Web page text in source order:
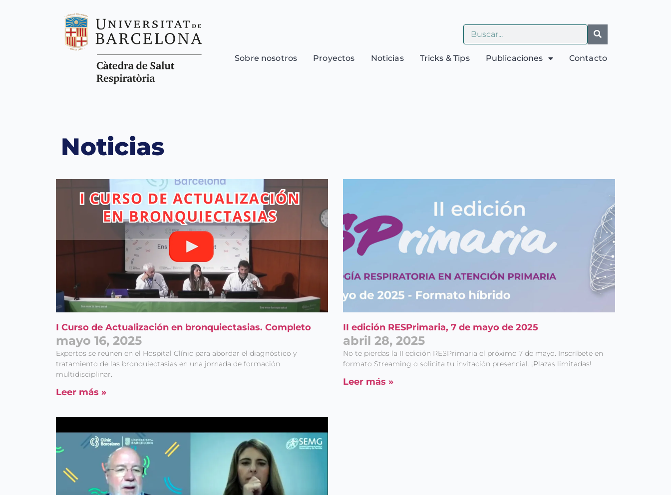
Sobre nosotros Proyectos Noticias Tricks & Tips Publicaciones Contacto
Noticias
I Curso de Actualización en bronquiectasias. Completo
mayo 16, 2025
Expertos se reúnen en el Hospital Clínic para abordar el diagnóstico y
tratamiento de las bronquiectasias en una jornada de formación
multidisciplinar.
Leer más »
II edición RESPrimaria, 7 de mayo de 2025
abril 28, 2025
No te pierdas la II edición RESPrimaria el próximo 7 de mayo. Inscríbete en
formato Streaming o solicita tu invitación presencial. ¡Plazas limitadas!
Leer más »